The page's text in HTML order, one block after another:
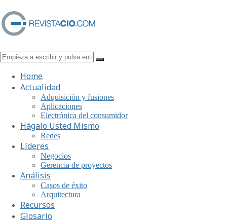
Home
Actualidad
Adquisición y fusiones
Aplicaciones
Electrónica del consumidor
Hágalo Usted Mismo
Redes
Líderes
Negocios
Gerencia de proyectos
Análisis
Casos de éxito
Arquitectura
Recursos
Glosario